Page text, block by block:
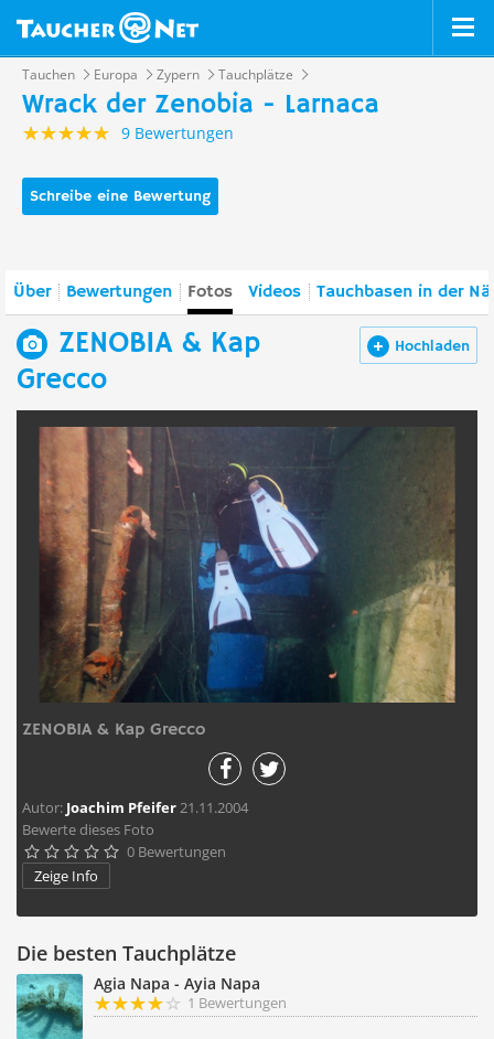
Tauchen Europa Zypern Tauchplätze
Wrack der Zenobia - Larnaca
9 Bewertungen
Schreibe eine Bewertung
Über Bewertungen Fotos Videos Tauchbasen in der
Hochladen
ZENOBIA & Kap
Grecco
ZENOBIA & Kap Grecco
Autor: Joachim Pfeifer21.11.2004
Bewerte dieses Foto
     0 Bewertungen
Zeige Info
Die besten Tauchplätze
Agia Napa - Ayia Napa
1 Bewertungen